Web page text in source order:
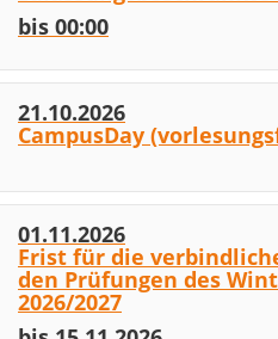
bis 00:00
21.10.2026
CampusDay
01.11.2026
Frist für die
den Prüfungen des
2026/2027